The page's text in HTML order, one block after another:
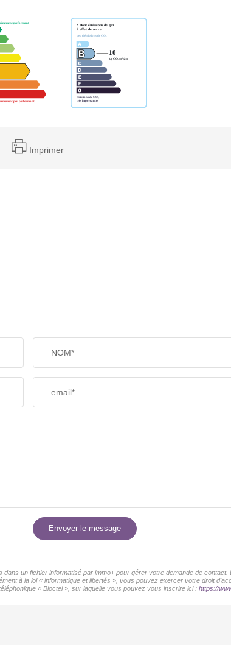
Imprimer
NOM*
email*
Envoyer le message
un fichier informatisé par immo+ pour gérer votre demande de
à la loi « informatique et libertés », vous pouvez exercer votre droit
« Bloctel », sur laquelle vous pouvez vous inscrire ici : https://